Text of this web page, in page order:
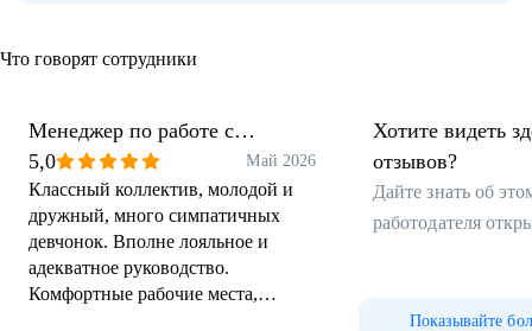
Что говорят сотрудники
Менеджер по работе с
маркетплейсами
5,0 Май 2026
Классный коллектив, молодой и
дружный, много симпатичных
девчонок. Вполне лояльное и
адекватное руководство.
Комфортные рабочие места,
Хотите видеть
отзывов?
Дайте знать об
работодателя
Показывайте